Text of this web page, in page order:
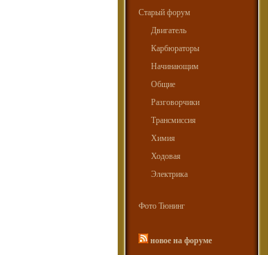
Старый форум
Двигатель
Карбюраторы
Начинающим
Общие
Разговорчики
Трансмиссия
Химия
Ходовая
Электрика
Фото Тюнинг
новое на форуме